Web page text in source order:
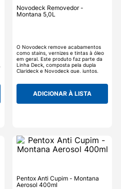
Novodeck Removedor -
Montana 5,0L
O Novodeck remove acabamentos
como stains, vernizes e tintas à óleo
em geral. Este produto faz parte da
Linha Deck, composta pela dupla
Clarideck e Novodeck que, juntos,
preparação e limpeza de superfícies
de madeira para receberem novo
acabamento.ADICIONAR À LISTA
Pentox Anti Cupim - Montana
Aerosol 400ml